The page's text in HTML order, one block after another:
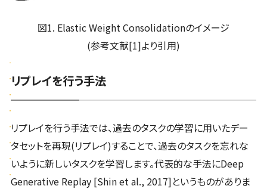
図1. Elastic Weight Consolidationのイメージ
(参考文献[1]より引用)
リプレイを行う手法
リプレイを行う手法では、過去のタスクの学習に用いたデー
タセットを再現(リプレイ)することで、過去のタスクを忘れな
いように新しいタスクを学習します。代表的な手法にDeep
Generative Replay [Shin et al., 2017]というものがありま